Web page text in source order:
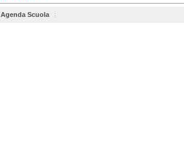
Agenda Scuola